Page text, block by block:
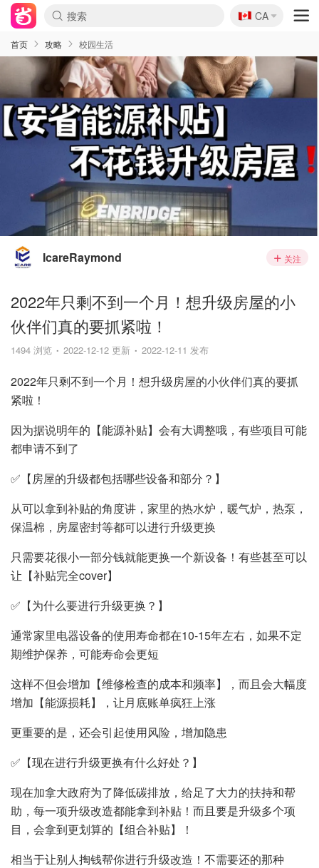
🇨🇦
CA
首页 攻略 校园生活
IcareRaymond 关注
2022年只剩不到一个月！想升级房屋的小
伙伴们真的要抓紧啦！
1494 浏览 2022-12-12 更新 2022-12-11 发布
2022年只剩不到一个月！想升级房屋的小伙伴们真的要抓
紧啦！
因为据说明年的【能源补贴】会有大调整哦，有些项目可能
都申请不到了
✅【房屋的升级都包括哪些设备和部分？】
从可以拿到补贴的角度讲，家里的热水炉，暖气炉，热泵，
保温棉，房屋密封等都可以进行升级更换
只需要花很小一部分钱就能更换一个新设备！有些甚至可以
让【补贴完全cover】
✅【为什么要进行升级更换？】
通常家里电器设备的使用寿命都在10-15年左右，如果不定
期维护保养，可能寿命会更短️
这样不但会增加【维修检查的成本和频率】，而且会大幅度
增加【能源损耗】，让月底账单疯狂上涨
更重要的是，还会引起使用风险，增加隐患️
✅【现在进行升级更换有什么好处？】
现在加拿大政府为了降低碳排放，给足了大力的扶持和帮
助，每一项升级改造都能拿到补贴！而且要是升级多个项
目，会拿到更划算的【组合补贴】！
相当于让别人掏钱帮你进行升级改造！不需要还的那种